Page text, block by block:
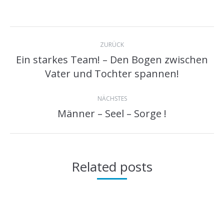
Kommentarnavigation
ZURÜCK
Vorheriger
Beitrag:
Ein starkes Team! – Den Bogen zwischen
Vater und Tochter spannen!
NÄCHSTES
Nächster
Männer – Seel – Sorge !
Related posts